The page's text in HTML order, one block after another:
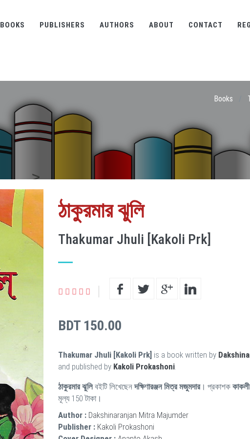
BOOKS PUBLISHERS AUTHORS ABOUT CONTACT
Books
ঠাকুরমার ঝুলি
Thakumar Jhuli [Kakoli Prk]
BDT 150.00
Thakumar Jhuli [Kakoli Prk] is a book written by
and published by Kakoli Prokashoni.
ঠাকুরমার ঝুলিবইটি লিখেছেনদক্ষিণারঞ্জন মিত্র মজুমদার। প্রকাশক
মূল্য 150 টাকা।
Author : Dakshinaranjan Mitra Majumder
Publisher : Kakoli Prokashoni